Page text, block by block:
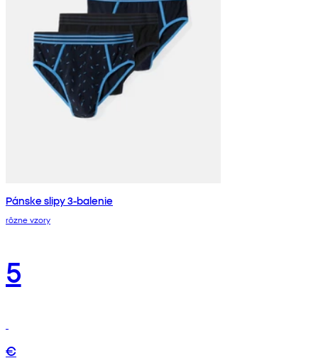
Pánske slipy 3-balenie
rôzne vzory
5
€